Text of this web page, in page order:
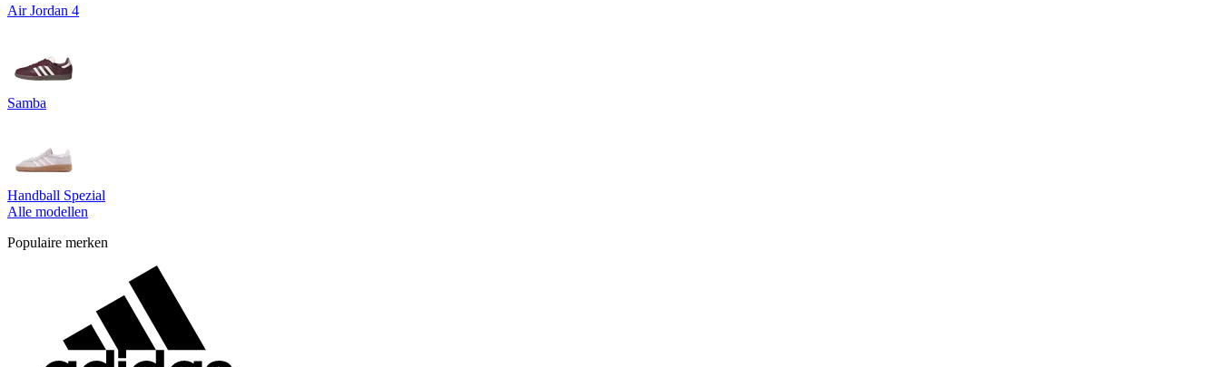
Air Jordan 4
Samba
Handball Spezial
Alle modellen
Populaire merken